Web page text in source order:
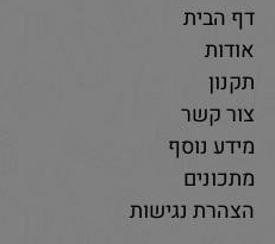
דף הבית
אודות
תקנון
צור קשר
מידע נוסף
מתכונים
הצהרת נגישות